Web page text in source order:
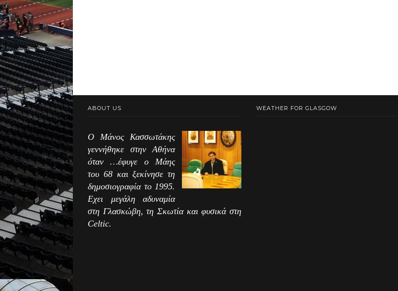
ABOUT US
Ο Μάνος Κασσωτάκης
γεννήθηκε στην Αθήνα
όταν …έφυγε ο Μάης
του 68 και ξεκίνησε τη
δημοσιογραφία το 1995.
Εχει μεγάλη αδυναμία
στη Γλασκώβη, τη Σκωτία και φυσικά στη
Celtic.
WEATHER FOR GLASGOW